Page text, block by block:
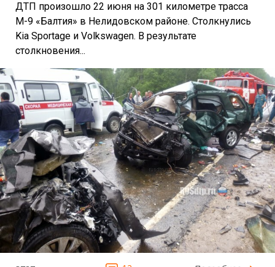
ДТП произошло 22 июня на 301 километре трасса
М-9 «Балтия» в Нелидовском районе. Столкнулись
Kia Sportage и Volkswagen. В результате
столкновения...